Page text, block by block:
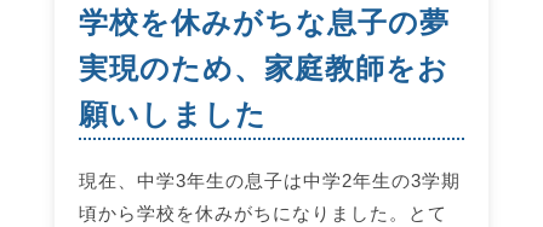
学校を休みがちな息子の夢
実現のため、家庭教師をお
願いしました
現在、中学3年生の息子は中学2年生の3学期
頃から学校を休みがちになりました。とて